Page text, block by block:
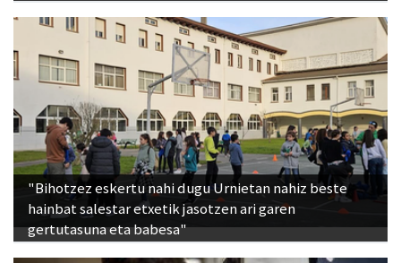
"Bihotzez eskertu nahi dugu Urnietan nahiz beste
hainbat salestar etxetik jasotzen ari garen
gertutasuna eta babesa"